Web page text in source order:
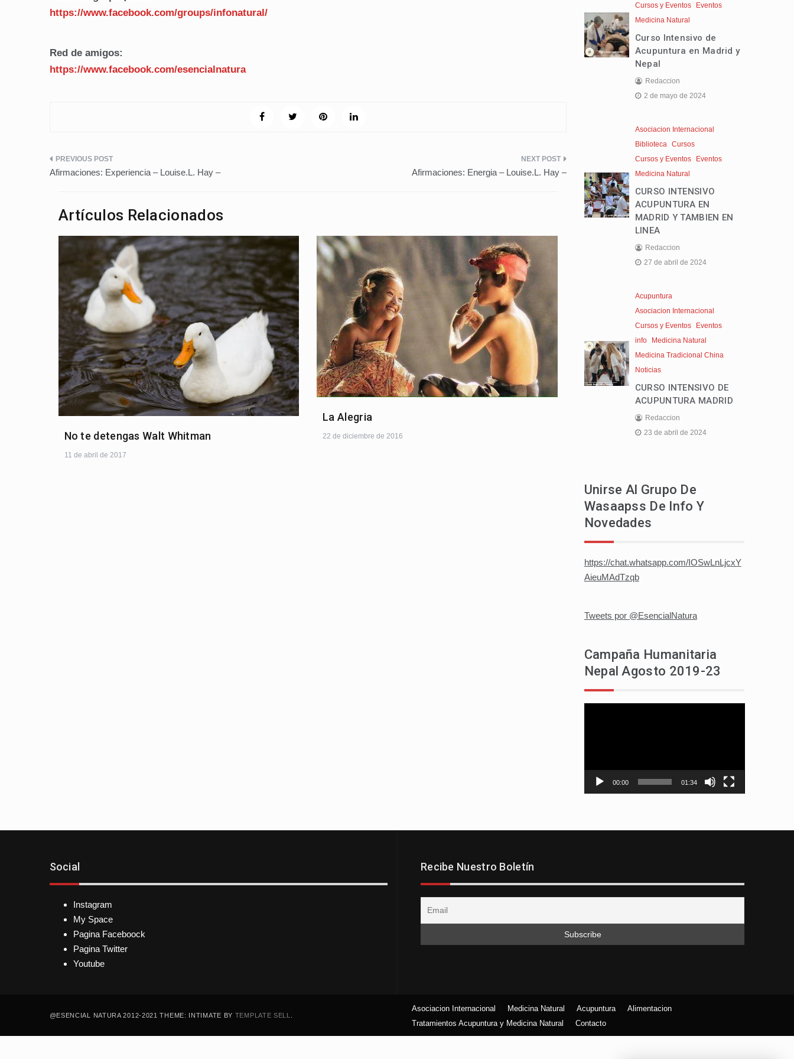
https://www.facebook.com/groups/infonatural/
Red de amigos:
https://www.facebook.com/esencialnatura
Navegación
entradas
Afirmaciones: Experiencia – Louise.L. Hay – Afirmaciones: Energia – Louise.L. Hay –
Artículos Relacionados
No te detengas Walt Whitman
11 de abril de 2017
La Alegria
22 de diciembre de 2016
Cursos y Eventos
Eventos
Medicina Natural
Curso Intensivo de
Acupuntura en Madrid y
Nepal
Redaccion
2 de mayo de 2024
Asociacion Internacional
Biblioteca Cursos
Cursos y Eventos
Eventos
Medicina Natural
CURSO INTENSIVO
ACUPUNTURA EN
MADRID Y TAMBIEN EN
LINEA
Redaccion
27 de abril de 2024
Acupuntura
Asociacion Internacional
Cursos y Eventos
Eventos
info
Medicina Natural
Medicina Tradicional China
Noticias
CURSO INTENSIVO DE
ACUPUNTURA MADRID
Redaccion
23 de abril de 2024
Unirse Al Grupo De
Wasaapss De Info Y
Novedades
https://chat.whatsapp.com/IOSwLnLjcxY
AieuMAdTzqb
Tweets por @EsencialNatura
Campaña Humanitaria
Nepal Agosto 2019-23
00:00 01:34
Social
Instagram
My Space
Pagina Faceboock
Pagina Twitter
Youtube
Recibe Nuestro Boletín
@ESENCIAL NATURA 2012-2021 THEME: INTIMATE BY TEMPLATE SELL
Asociacion Internacional Medicina Natural Acupuntura
Alimentacion
Tratamientos Acupuntura y Medicina Natural
Contacto